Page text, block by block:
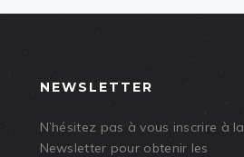
NEWSLETTER
N’hésitez pas à vous inscrire à la
Newsletter pour obtenir les